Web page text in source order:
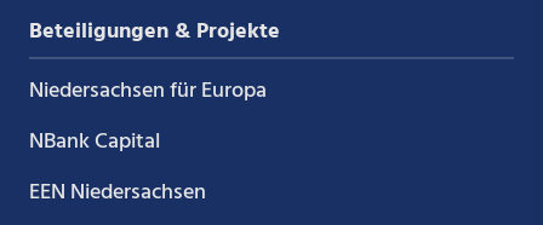
Beteiligungen & Projekte
Niedersachsen für Europa
NBank Capital
EEN Niedersachsen